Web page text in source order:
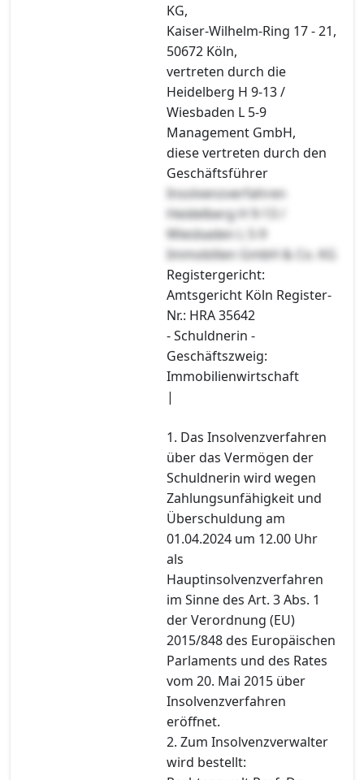
KG,
Kaiser-Wilhelm-Ring 17 - 21,
50672 Köln,
vertreten durch die
Heidelberg H 9-13 /
Wiesbaden L 5-9
Management GmbH,
diese vertreten durch den
Geschäftsführer
Insolvenzverfahren
Heidelberg H 9-13 /
Wiesbaden L 5-9
Immobilien GmbH & Co. KG
Registergericht:
Amtsgericht Köln Register-
Nr.: HRA 35642
- Schuldnerin -
Geschäftszweig:
Immobilienwirtschaft
|
1. Das Insolvenzverfahren
über das Vermögen der
Schuldnerin wird wegen
Zahlungsunfähigkeit und
Überschuldung am
01.04.2024 um 12.00 Uhr
als
Hauptinsolvenzverfahren
im Sinne des Art. 3 Abs. 1
der Verordnung (EU)
2015/848 des Europäischen
Parlaments und des Rates
vom 20. Mai 2015 über
Insolvenzverfahren
eröffnet.
2. Zum Insolvenzverwalter
wird bestellt: